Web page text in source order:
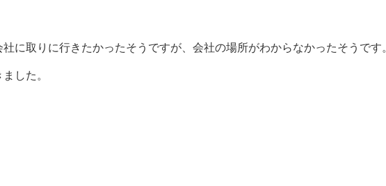
に取りに行きたかったそうですが、会社の場所がわからなかったそうです。
した。